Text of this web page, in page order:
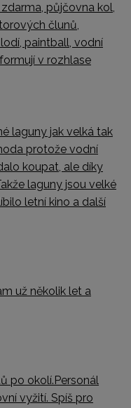
půjčovna kol,
člunů,
paintball, vodní
v rozhlase
laguny jak velká tak
protože vodní
koupat, ale díky
laguny jsou velké
letní kino a další
už několik let a
po okolí.Personál
vyžití. Spíš pro